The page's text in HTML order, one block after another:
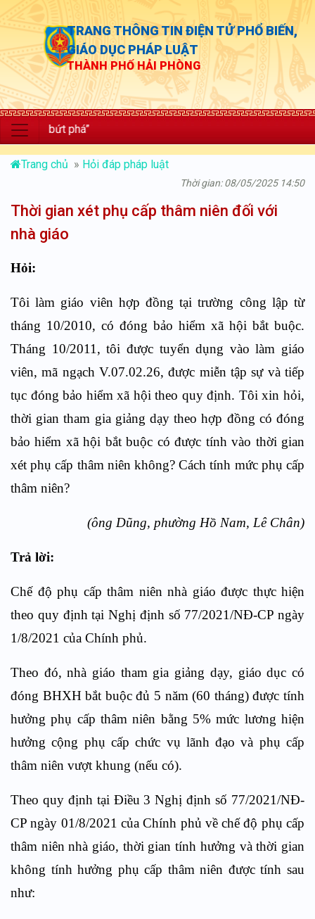
TRANG THÔNG TIN ĐIỆN TỬ PHỔ BIẾN,
GIÁO DỤC PHÁP LUẬT
THÀNH PHỐ HẢI PHÒNG
phá”
Trang chủ » Hỏi đáp pháp luật
Thời gian: 08/05/2025 14:50
Thời gian xét phụ cấp thâm niên đối với
nhà giáo
Hỏi:
Tôi làm giáo viên hợp đồng tại trường công lập từ
tháng 10/2010, có đóng bảo hiểm xã hội bắt buộc.
Tháng 10/2011, tôi được tuyển dụng vào làm giáo
viên, mã ngạch V.07.02.26, được miễn tập sự và tiếp
tục đóng bảo hiểm xã hội theo quy định. Tôi xin hỏi,
thời gian tham gia giảng dạy theo hợp đồng có đóng
bảo hiểm xã hội bắt buộc có được tính vào thời gian
xét phụ cấp thâm niên không? Cách tính mức phụ cấp
thâm niên?
(ông Dũng, phường Hồ Nam, Lê Chân)
Trả lời:
Chế độ phụ cấp thâm niên nhà giáo được thực hiện
theo quy định tại Nghị định số 77/2021/NĐ-CP ngày
1/8/2021 của Chính phủ.
Theo đó, nhà giáo tham gia giảng dạy, giáo dục có
đóng BHXH bắt buộc đủ 5 năm (60 tháng) được tính
hưởng phụ cấp thâm niên bằng 5% mức lương hiện
hưởng cộng phụ cấp chức vụ lãnh đạo và phụ cấp
thâm niên vượt khung (nếu có).
Theo quy định tại Điều 3 Nghị định số 77/2021/NĐ-
CP ngày 01/8/2021 của Chính phủ về chế độ phụ cấp
thâm niên nhà giáo, thời gian tính hưởng và thời gian
không tính hưởng phụ cấp thâm niên được tính sau
như: